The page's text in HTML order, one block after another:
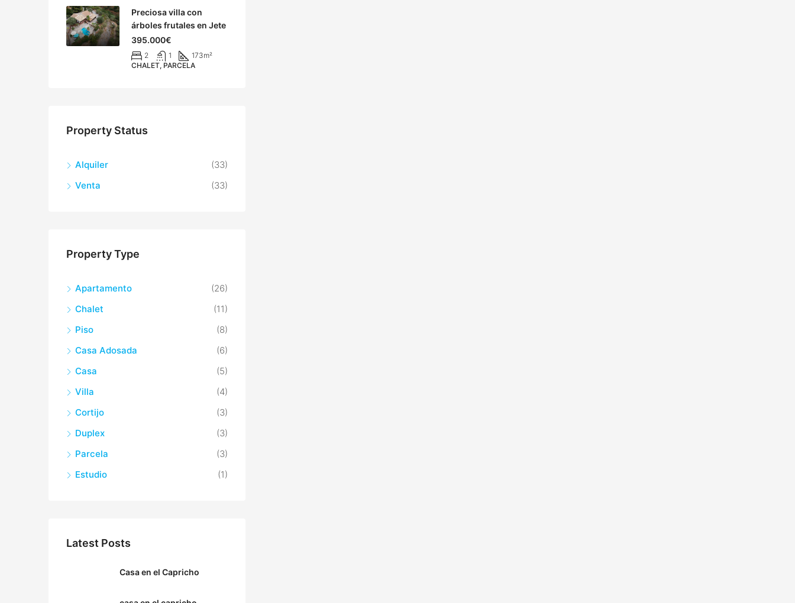
Preciosa villa con
árboles frutales en Jete
395.000€
2 1 173m²
CHALET, PARCELA
Property Status
Alquiler
(33)
Venta
(33)
Property Type
Apartamento
(26)
Chalet
(11)
Piso
(8)
Casa Adosada
(6)
Casa
(5)
Villa
(4)
Cortijo
(3)
Duplex
(3)
Parcela
(3)
Estudio
(1)
Latest Posts
Casa en el Capricho